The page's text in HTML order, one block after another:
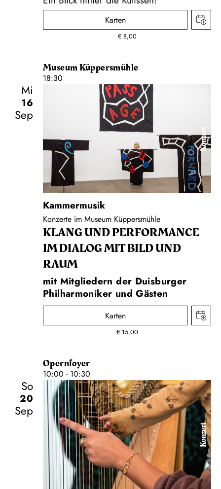
Karten
€ 8,00
Museum Küppersmühle
18:30
Mi
16
Sep
Konzert
Kammermusik
Konzerte im Museum Küppersmühle
KLANG UND PERFORMANCE
IM DIALOG MIT BILD UND
RAUM
mit Mitgliedern der Duisburger
Philharmoniker und Gästen
Karten
€ 15,00
Opernfoyer
10:00 - 10:30
So
20
Sep
Konzert